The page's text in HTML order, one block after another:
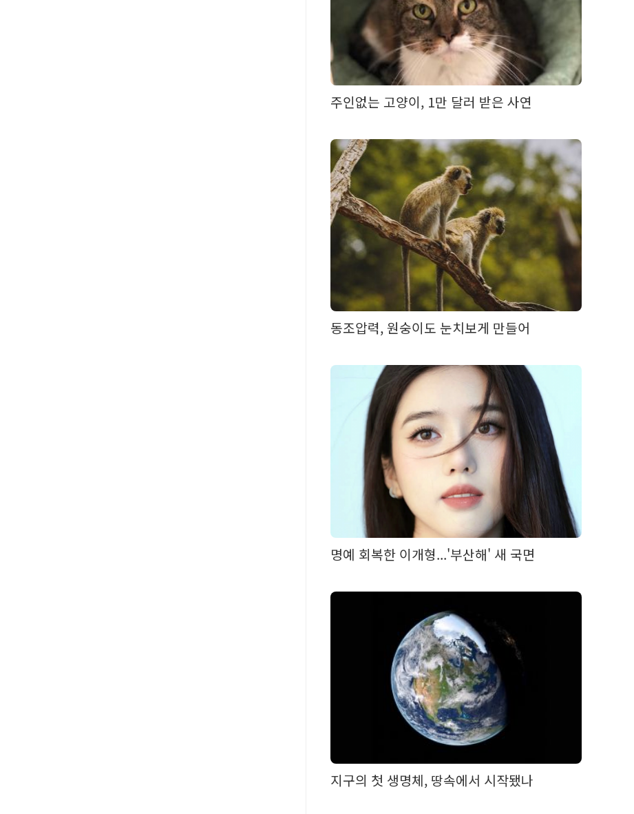
주인없는 고양이, 1만 달러 받은 사연
동조압력, 원숭이도 눈치보게 만들어
명예 회복한 이개형...'부산해' 새 국면
지구의 첫 생명체, 땅속에서 시작됐나